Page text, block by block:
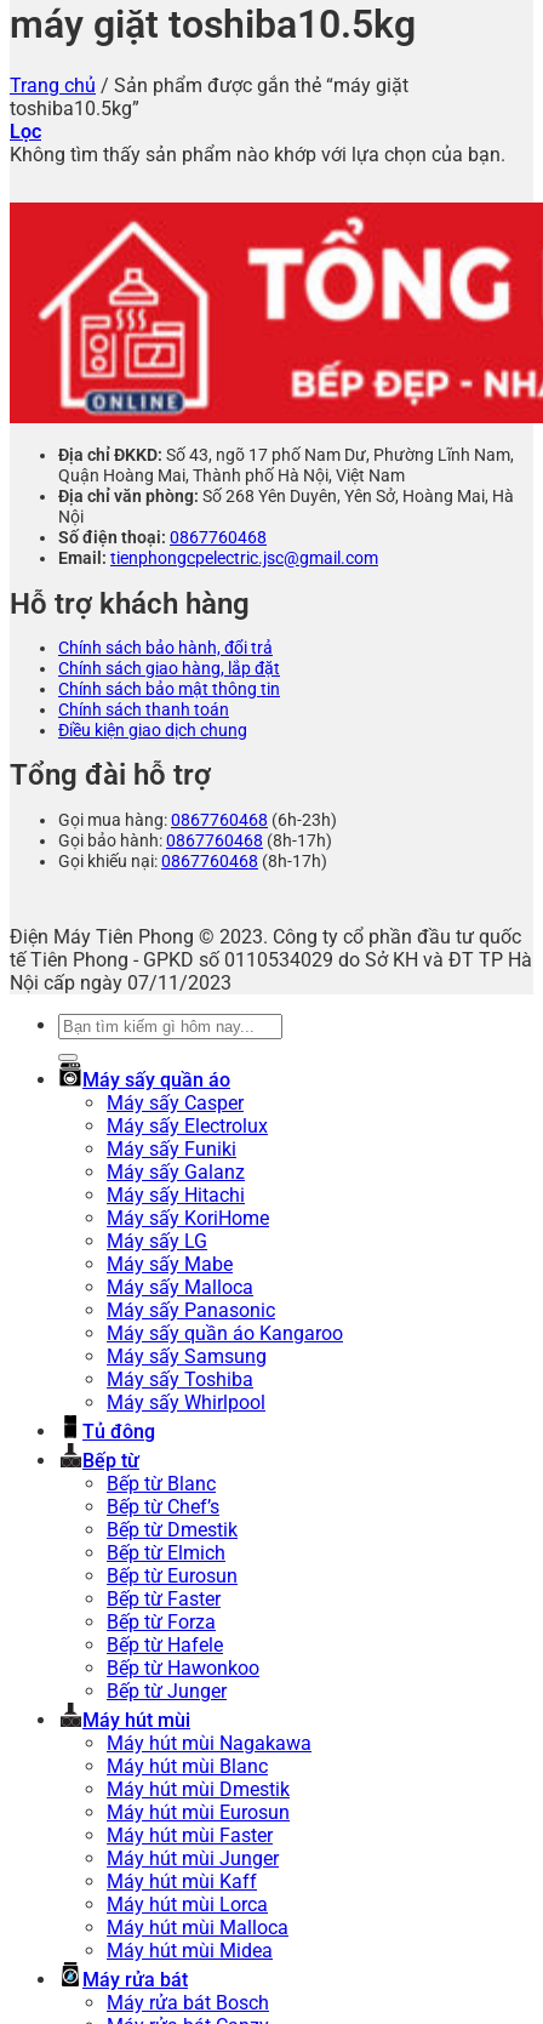
máy giặt toshiba10.5kg
Trang chủ / Sản phẩm được gắn thẻ “máy giặt
toshiba10.5kg”
Lọc
Không tìm thấy sản phẩm nào khớp với lựa chọn của bạn.
Địa chỉ ĐKKD: Số 43, ngõ 17 phố Nam Dư, Phường Lĩnh Nam,
Quận Hoàng Mai, Thành phố Hà Nội, Việt Nam
Địa chỉ văn phòng: Số 268 Yên Duyên, Yên Sở, Hoàng Mai, Hà
Nội
Số điện thoại: 0867760468
Email: tienphongcpelectric.jsc@gmail.com
Hỗ trợ khách hàng
Chính sách bảo hành, đổi trả
Chính sách giao hàng, lắp đặt
Chính sách bảo mật thông tin
Chính sách thanh toán
Điều kiện giao dịch chung
Tổng đài hỗ trợ
Gọi mua hàng:0867760468 (6h-23h)
Gọi bảo hành:0867760468 (8h-17h)
Gọi khiếu nại:0867760468 (8h-17h)
Điện Máy Tiên Phong © 2023. Công ty cổ phần đầu tư quốc
tế Tiên Phong - GPKD số 0110534029 do Sở KH và ĐT TP Hà
Nội cấp ngày 07/11/2023
Tìm
Máy sấy quần áo
Máy sấy Casper
Máy sấy Electrolux
Máy sấy Funiki
Máy sấy Galanz
Máy sấy Hitachi
Máy sấy KoriHome
Máy sấy LG
Máy sấy Mabe
Máy sấy Malloca
Máy sấy Panasonic
Máy sấy quần áo Kangaroo
Máy sấy Samsung
Máy sấy Toshiba
Máy sấy Whirlpool
Tủ đông
Bếp từ
Bếp từ Blanc
Bếp từ Chef’s
Bếp từ Dmestik
Bếp từ Elmich
Bếp từ Eurosun
Bếp từ Faster
Bếp từ Forza
Bếp từ Hafele
Bếp từ Hawonkoo
Bếp từ Junger
Máy hút mùi
Máy hút mùi Nagakawa
Máy hút mùi Blanc
Máy hút mùi Dmestik
Máy hút mùi Eurosun
Máy hút mùi Faster
Máy hút mùi Junger
Máy hút mùi Kaff
Máy hút mùi Lorca
Máy hút mùi Malloca
Máy hút mùi Midea
Máy rửa bát
Máy rửa bát Bosch